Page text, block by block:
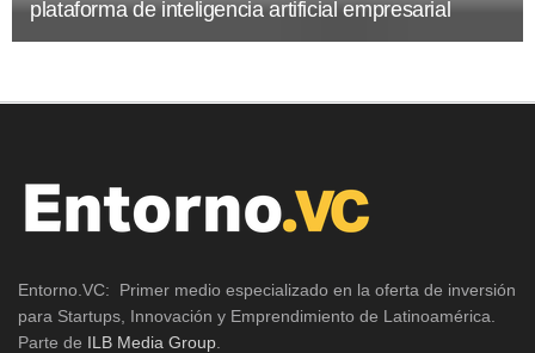
plataforma de inteligencia artificial empresarial
Entorno.VC: Primer medio especializado en la oferta de inversión
para Startups, Innovación y Emprendimiento de Latinoamérica.
Parte de ILB Media Group